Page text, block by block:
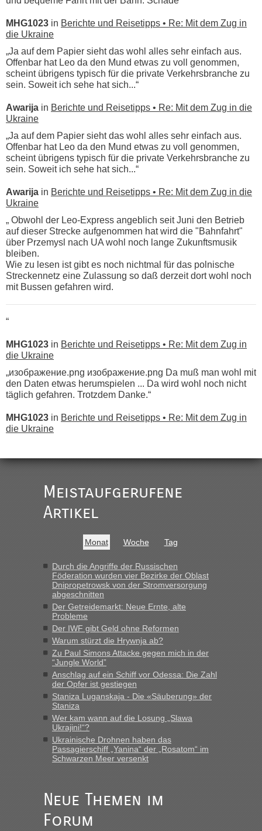
MHG1023 in Berichte und Reisetipps • Re: Mit dem Zug in
die Ukraine
„Ja auf dem Papier sieht das wohl alles sehr einfach aus.
Offenbar hat Leo da den Mund etwas zu voll genommen,
scheint übrigens typisch für die private Verkehrsbranche zu
sein. Soweit ich sehe hat sich...“
Awarija in Berichte und Reisetipps • Re: Mit dem Zug in die
Ukraine
„Ja auf dem Papier sieht das wohl alles sehr einfach aus.
Offenbar hat Leo da den Mund etwas zu voll genommen,
scheint übrigens typisch für die private Verkehrsbranche zu
sein. Soweit ich sehe hat sich...“
Awarija in Berichte und Reisetipps • Re: Mit dem Zug in die
Ukraine
„ Obwohl der Leo-Express angeblich seit Juni den Betrieb
auf dieser Strecke aufgenommen hat wird die "Bahnfahrt"
über Przemysl nach UA wohl noch lange Zukunftsmusik
bleiben.
Wie zu lesen ist gibt es noch nichtmal für das polnische
Streckennetz eine Zulassung so daß derzeit dort wohl noch
mit Bussen gefahren wird.
“
MHG1023 in Berichte und Reisetipps • Re: Mit dem Zug in
die Ukraine
„изображение.png изображение.png Da muß man wohl mit
den Daten etwas herumspielen ... Da wird wohl noch nicht
täglich gefahren. Trotzdem Danke.“
MHG1023 in Berichte und Reisetipps • Re: Mit dem Zug in
die Ukraine
Ist korrekt, aber ich finde man hätte trotzdem im Text gleich
darauf hinweisen können.
War aber nicht "böse" gemeint ...
buchbar - warum auch immer ...
Hab´s versucht - bekomme aber immer angezeigt "auf dieser
Strecke fahren wir nicht"
inBerichte und Reisetipps • Re: Mit dem Zug in
die Ukraine
„Man sollte aber explizit dazu schreiben, daß es ein Zug von
LeoExpress ist - und nur auf deren Webseite kann man die
Fahrkarten kaufen. Zumindest ist es die erste Umsteigefreie
Verbindung von Deutschland...“
Recht, Visa und Dokumente • Re: Deklaration
gebrauchter Kleidung beim Zoll
„Vielen Dank, mit einem Briefchen meiner Frau im Gepäck
gab es keine Probleme“
fast 11 Milliarden aufgedeckt
„Am besten wäre natürlich, wenn die Frau mit dabei ist.
Alleinreisende Männer stehen schließlich immer unter
Meistaufgerufene
Artikel
Monat Woche Tag
Durch die Angriffe der Russischen
Föderation wurden vier Bezirke der Oblast
Dnipropetrowsk von der Stromversorgung
abgeschnitten
Der Getreidemarkt: Neue Ernte, alte
Probleme
Der IWF gibt Geld ohne Reformen
Warum stürzt die Hrywnja ab?
Zu Paul Simons Attacke gegen mich in der
“Jungle World”
Anschlag auf ein Schiff vor Odessa: Die Zahl
der Opfer ist gestiegen
Staniza Luganskaja - Die «Säuberung» der
Staniza
Wer kam wann auf die Losung „Slawa
Ukrajini!“?
Ukrainische Drohnen haben das
Passagierschiff „Yanina“ der „Rosatom“ im
Schwarzen Meer versenkt
Neue Themen im
Forum